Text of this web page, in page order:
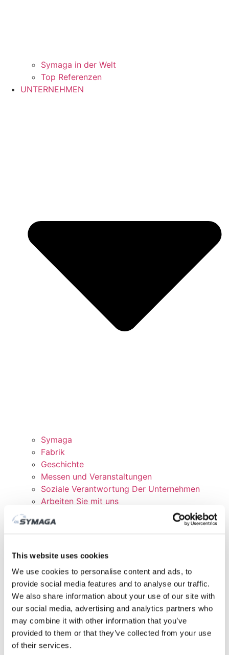
This website uses cookies
We use cookies to personalise content and ads, to
provide social media features and to analyse our traffic.
We also share information about your use of our site with
our social media, advertising and analytics partners who
may combine it with other information that you’ve
provided to them or that they’ve collected from your use
of their services.
Symaga in der Welt
Top Referenzen
UNTERNEHMEN
Symaga
Fabrik
Geschichte
Messen und Veranstaltungen
Soziale Verantwortung Der Unternehmen
Arbeiten Sie mit uns
DOWNLOADEN